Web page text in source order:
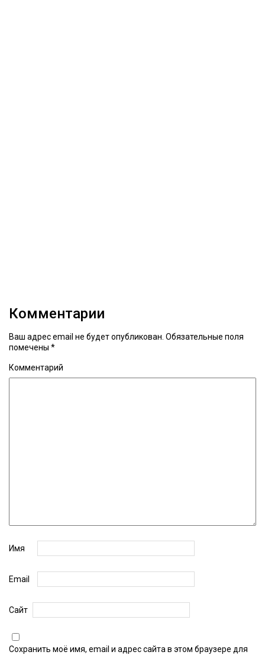
Комментарии
Ваш адрес email не будет опубликован. Обязательные поля
помечены *
Комментарий
Имя
Email
Сайт
Сохранить моё имя, email и адрес сайта в этом браузере для